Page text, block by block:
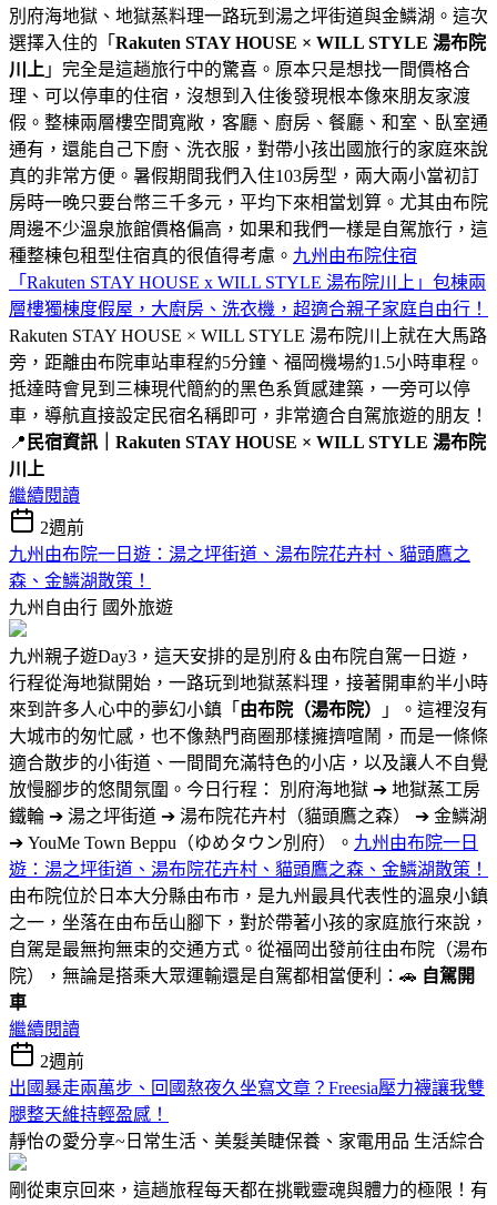
別府海地獄、地獄蒸料理一路玩到湯之坪街道與金鱗湖。這次
選擇入住的「 Rakuten STAY HOUSE × WILL STYLE 湯布院
川上 」完全是這趟旅行中的驚喜。原本只是想找一間價格合
理、可以停車的住宿，沒想到入住後發現根本像來朋友家渡
假。整棟兩層樓空間寬敞，客廳、廚房、餐廳、和室、臥室通
通有，還能自己下廚、洗衣服，對帶小孩出國旅行的家庭來說
真的非常方便。暑假期間我們入住103房型，兩大兩小當初訂
房時一晚只要台幣三千多元，平均下來相當划算。尤其由布院
周邊不少溫泉旅館價格偏高，如果和我們一樣是自駕旅行，這
種整棟包租型住宿真的很值得考慮。 九州由布院住宿
「Rakuten STAY HOUSE x WILL STYLE 湯布院川上」包棟兩
層樓獨棟度假屋，大廚房、洗衣機，超適合親子家庭自由行！
Rakuten STAY HOUSE × WILL STYLE 湯布院川上就在大馬路
旁，距離由布院車站車程約5分鐘、福岡機場約1.5小時車程。
抵達時會見到三棟現代簡約的黑色系質感建築，一旁可以停
車，導航直接設定民宿名稱即可，非常適合自駕旅遊的朋友！
📍 民宿資訊｜Rakuten STAY HOUSE × WILL STYLE 湯布院
川上
繼續閱讀
2週前
九州由布院一日遊：湯之坪街道、湯布院花卉村、貓頭鷹之
森、金鱗湖散策！
九州自由行 國外旅遊
九州親子遊Day3，這天安排的是別府＆由布院自駕一日遊，
行程從海地獄開始，一路玩到地獄蒸料理，接著開車約半小時
來到許多人心中的夢幻小鎮「 由布院（湯布院）
」。這裡沒有
大城市的匆忙感，也不像熱門商圈那樣擁擠喧鬧，而是一條條
適合散步的小街道、一間間充滿特色的小店，以及讓人不自覺
放慢腳步的悠閒氛圍。今日行程： 別府海地獄 ➔ 地獄蒸工房
鐵輪 ➔ 湯之坪街道 ➔ 湯布院花卉村（貓頭鷹之森） ➔ 金鱗湖
➔ YouMe Town Beppu（ゆめタウン別府）。 九州由布院一日
遊：湯之坪街道、湯布院花卉村、貓頭鷹之森、金鱗湖散策！
由布院位於日本大分縣由布市，是九州最具代表性的溫泉小鎮
之一，坐落在由布岳山腳下，對於帶著小孩的家庭旅行來說，
自駕是最無拘無束的交通方式。從福岡出發前往由布院（湯布
院），無論是搭乘大眾運輸還是自駕都相當便利：🚗 自駕開
車
繼續閱讀
2週前
出國暴走兩萬步、回國熬夜久坐寫文章？Freesia壓力襪讓我雙
腿整天維持輕盈感！
靜怡の愛分享~日常生活、美髮美睫保養、家電用品 生活綜合
剛從東京回來，這趟旅程每天都在挑戰靈魂與體力的極限！有